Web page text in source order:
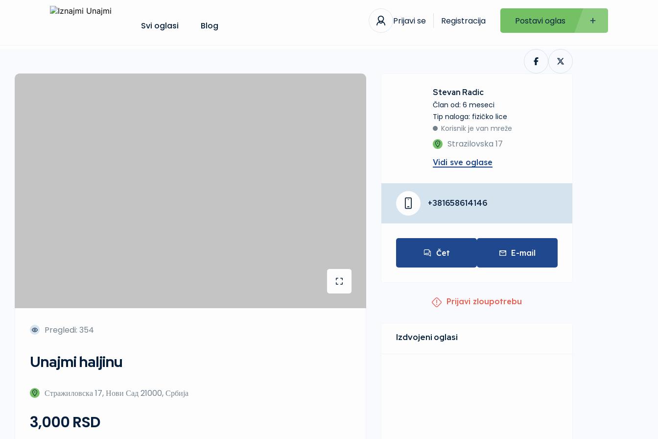
Svi oglasi Blog Prijavi se Registracija Postavi oglas
Pregledi: 354
Unajmi haljinu
Стражиловска 17, Нови Сад 21000, Србија
3,000 RSD
Stevan Radic
Član od: 6 meseci
tip naloga: fizičko lice
Korisnik je van mreže
Strazilovska 17
Vidi sve oglase
+381658614146
Čet E-mail
Prijavi zloupotrebu